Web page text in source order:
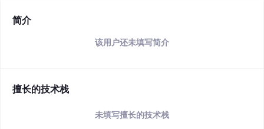
简介
该用户还未填写简介
擅长的技术栈
未填写擅长的技术栈